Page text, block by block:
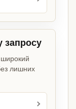
запросу
лишних